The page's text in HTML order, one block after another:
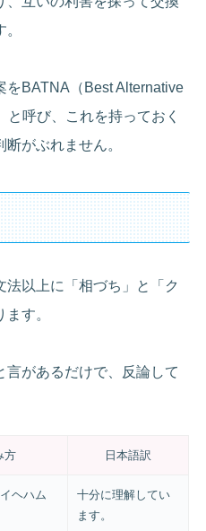
をBATNA（Best Alternative
と呼び、これを持っておく
がぶれません。
以上に「相づち」と「ク
す。
があるだけで、反論して
方 日本語訳
ヘハム
十分に理解してい
ます。